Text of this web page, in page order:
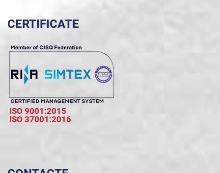
CERTIFICATE
ISO 9001:2015
ISO 37001:2016